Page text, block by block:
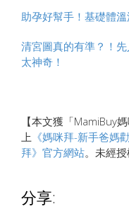
助孕好幫手！基礎體
清宮圖真的有準？！
太神奇！
【本文獲「MamiBuy
上 《媽咪拜-新手爸媽
拜》 官方網站。未經授
分享: